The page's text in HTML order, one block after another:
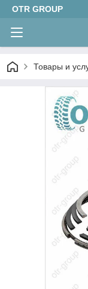
OTR GROUP
Товары и